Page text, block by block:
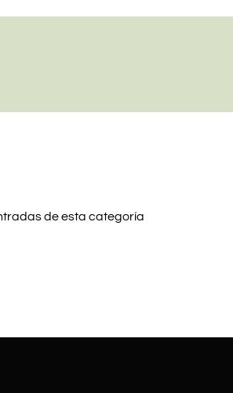
de esta categoría